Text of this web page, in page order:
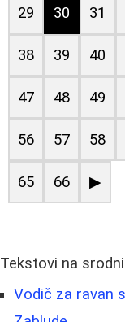
29 30 31
38 39 40
47 48 49
56 57 58
65 66 ▶
Tekstovi na
Vodič za ravan